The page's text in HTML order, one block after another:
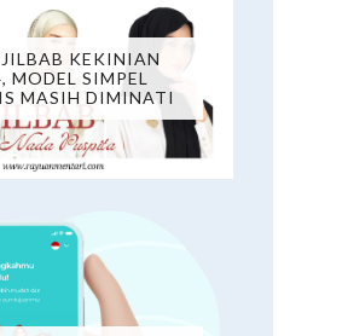
KEKINIAN
MODEL SIMPEL
MASIH DIMINATI